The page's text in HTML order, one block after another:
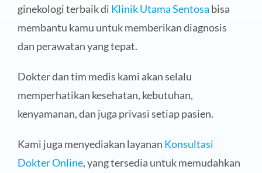
ginekologi terbaik di Klinik Utama Sentosa bisa
membantu kamu untuk memberikan diagnosis
dan perawatan yang tepat.
Dokter dan tim medis kami akan selalu
memperhatikan kesehatan, kebutuhan,
kenyamanan, dan juga privasi setiap pasien.
Kami juga menyediakan layanan Konsultasi
Dokter Online, yang tersedia untuk memudahkan